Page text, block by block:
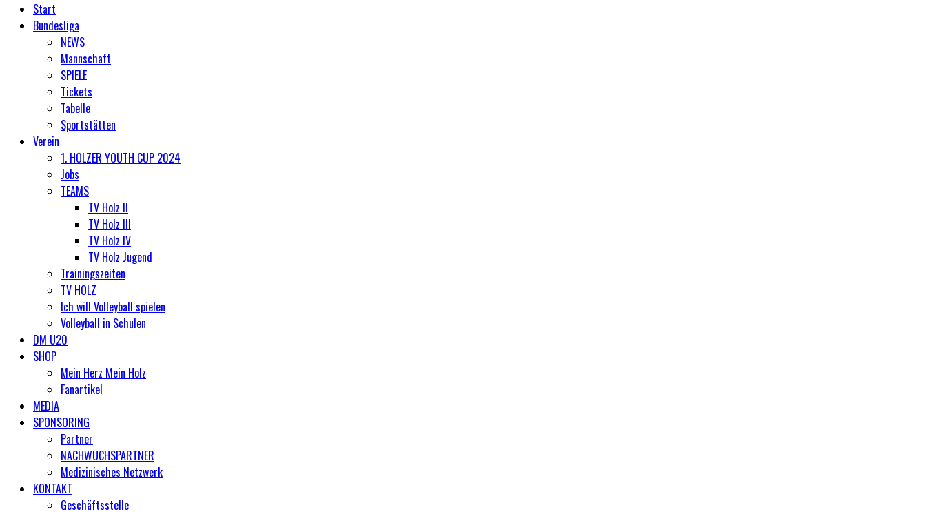
Start
Bundesliga
NEWS
Mannschaft
SPIELE
Tickets
Tabelle
Sportstätten
Verein
1. HOLZER YOUTH CUP 2024
Jobs
TEAMS
TV Holz II
TV Holz III
TV Holz IV
TV Holz Jugend
Trainingszeiten
TV HOLZ
Ich will Volleyball spielen
Volleyball in Schulen
DM U20
SHOP
Mein Herz Mein Holz
Fanartikel
MEDIA
SPONSORING
Partner
NACHWUCHSPARTNER
Medizinisches Netzwerk
KONTAKT
Geschäftsstelle